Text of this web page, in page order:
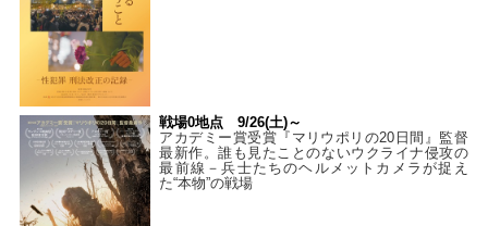
戦場0地点 9/26(土)～
アカデミー賞受賞『マリウポリの20日間』監督
最新作。誰も見たことのないウクライナ侵攻の
最前線－兵士たちのヘルメットカメラが捉え
た“本物”の戦場